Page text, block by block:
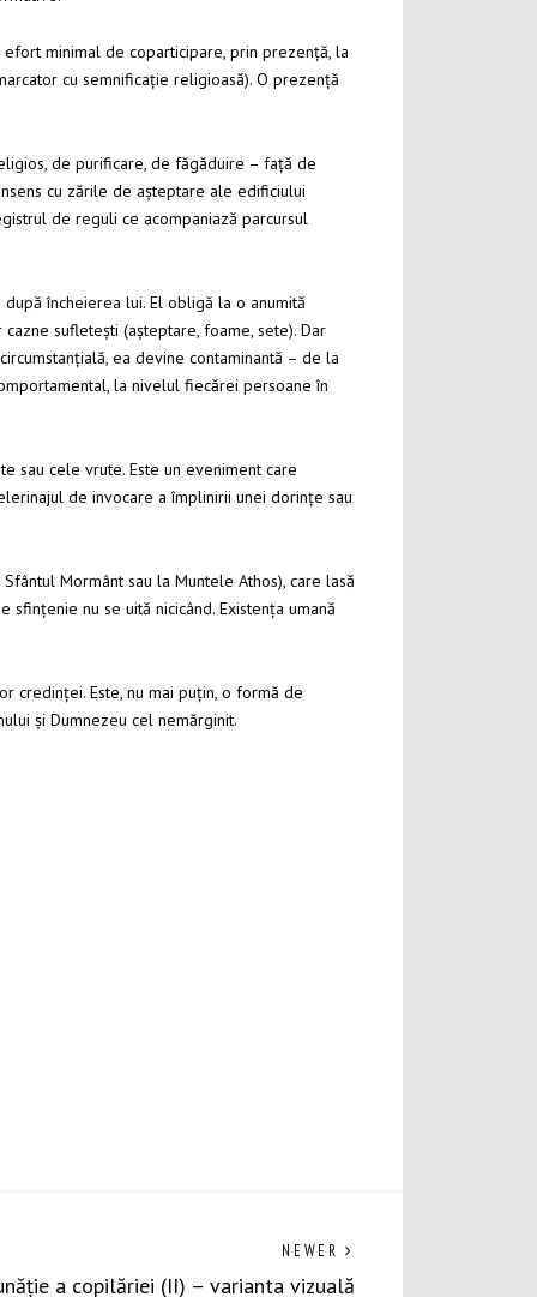
minimal de coparticipare, prin prezență, la
cu semnificație religioasă). O prezență
de purificare, de făgăduire – față de
cu zările de așteptare ale edificiului
de reguli ce acompaniază parcursul
încheierea lui. El obligă la o anumită
sufletești (așteptare, foame, sete). Dar
ea devine contaminantă – de la
la nivelul fiecărei persoane în
sau cele vrute. Este un eveniment care
de invocare a împlinirii unei dorințe sau
Mormânt sau la Muntele Athos), care lasă
sfințenie nu se uită nicicând. Existența umană
credinței. Este, nu mai puțin, o formă de
și Dumnezeu cel nemărginit.
NEWER
a copilăriei (II) – varianta vizuală